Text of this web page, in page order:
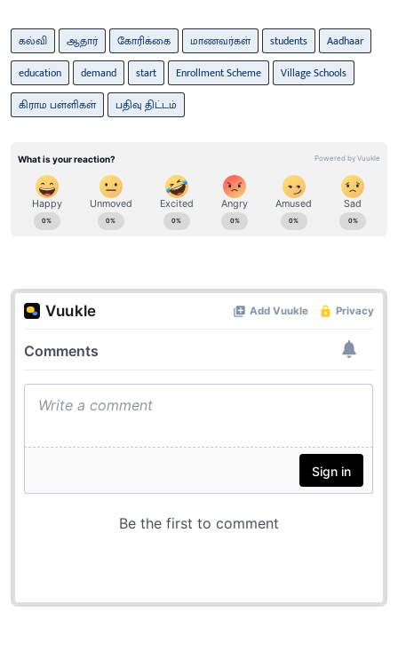
கல்வி ஆதார் கோரிக்கை மாணவர்கள் students
Aadhaar
education
demand start Enrollment Scheme
Village Schools
கிராம பள்ளிகள்
பதிவு திட்டம்